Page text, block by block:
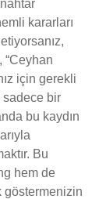
kararları
“Ceyhan
için gerekli
sadece bir
bu kaydın
Bu
hem de
göstermenizin